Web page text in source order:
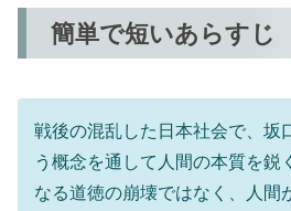
簡単で短いあらすじ
戦後の混乱した日本社会で、坂
う概念を通して人間の本質を鋭
なる道徳の崩壊ではなく、人間